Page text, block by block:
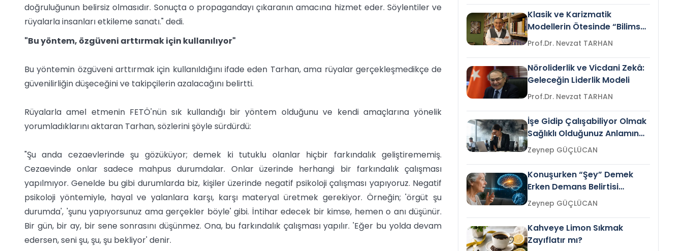
doğruluğunun belirsiz olmasıdır. Sonuçta o propagandayı çıkaranın amacına hizmet eder. Söylentiler ve
rüyalarla insanları etkileme sanatı." dedi.
"Bu yöntem, özgüveni arttırmak için kullanılıyor"
Bu yöntemin özgüveni arttırmak için kullanıldığını ifade eden Tarhan, ama rüyalar gerçekleşmedikçe de
güvenilirliğin düşeceğini ve takipçilerin azalacağını belirtti.
Rüyalarla amel etmenin FETÖ'nün sık kullandığı bir yöntem olduğunu ve kendi amaçlarına yönelik
yorumladıklarını aktaran Tarhan, sözlerini şöyle sürdürdü:
"Şu anda cezaevlerinde şu gözüküyor; demek ki tutuklu olanlar hiçbir farkındalık geliştirememiş.
Cezaevinde onlar sadece mahpus durumdalar. Onlar üzerinde herhangi bir farkındalık çalışması
yapılmıyor. Genelde bu gibi durumlarda biz, kişiler üzerinde negatif psikoloji çalışması yapıyoruz. Negatif
psikoloji yöntemiyle, hayal ve yalanlara karşı, karşı materyal üretmek gerekiyor. Örneğin; 'örgüt şu
durumda', 'şunu yapıyorsunuz ama gerçekler böyle' gibi. İntihar edecek bir kimse, hemen o anı düşünür.
Bir gün, bir ay, bir sene sonrasını düşünmez. Ona, bu farkındalık çalışması yapılır. 'Eğer bu yolda devam
edersen, seni şu, şu, şu bekliyor' denir.
Klasik ve Karizmatik
Modellerin Ötesinde “Bilimsel
Liderlik”
Prof.Dr. Nevzat TARHAN
Nöroliderlik ve Vicdani Zekâ:
Geleceğin Liderlik Modeli
Prof.Dr. Nevzat TARHAN
İşe Gidip Çalışabiliyor Olmak
Sağlıklı Olduğunuz Anlamına
Gelir mi?Zeynep GÜÇLÜCAN
Konuşurken “Şey” Demek
Erken Demans Belirtisi
Olabilir mi?Zeynep GÜÇLÜCAN
Kahveye Limon Sıkmak
Zayıflatır mı?